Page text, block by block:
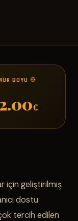
BOYU ♾️
€
için geliştirilmiş
dostu
tercih edilen